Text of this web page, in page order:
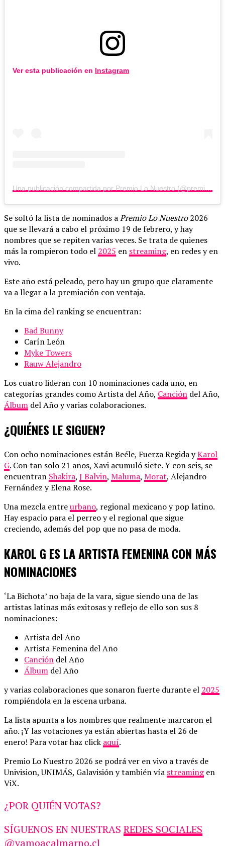
Ver esta publicación en Instagram
Se soltó la lista de nominados aPremio Lo Nuestro2026
que se llevará a cabo el próximo 19 de febrero, y hay
nombres que se repiten varias veces. Se trata de quienes
más la rompieron todo el 2025 en streaming, en redes y en
vivo.
Este año está peleado, pero hay un grupo que claramente
va a llegar a la premiación con ventaja.
En la cima del ranking se encuentran:
Bad Bunny
Carín León
Myke Towers
Rauw Alejandro
Los cuatro lideran con 10 nominaciones cada uno, en
categorías grandes como Artista del Año, Canción del Año,
Álbum del Año y varias colaboraciones.
¿QUIÉNES LE SIGUEN?
Con ocho nominaciones están Beéle, Fuerza Regida yKarol
G. Con tan solo 21 años, Xavi acumuló siete. Y con seis, se
encuentran Shakira, J Balvin, Maluma, Morat, Alejandro
Fernández y Elena Rose.
Una mezcla entreurbano, regional mexicano y pop latino.
Hay espacio para el perreo y el regional que sigue
creciendo, además del pop que no pasa de moda.
KAROL G ES LA ARTISTA FEMENINA CON MÁS
NOMINACIONES
‘La Bichota’ no baja de la vara, sigue siendo una de las
artistas latinas más exitosas y reflejo de ello son sus 8
nominaciones:
Artista del Año
Artista Femenina del Año
Canción del Año
Álbum del Año
y varias colaboraciones que sonaron fuerte durante el 2025
rompiéndola en la escena urbana.
La lista apunta a los nombres que realmente marcaron el
año. ¡Y las votaciones ya están abiertas hasta el 26 de
enero! Para votar haz click aquí.
Premio Lo Nuestro 2026 se podrá ver en vivo a través de
Univision, UNIMÁS, Galavisión y también vía streamingen
ViX.
¿POR QUIÉN VOTAS?
SÍGUENOS EN NUESTRAS REDES SOCIALES
@vamoacalmarno.cl